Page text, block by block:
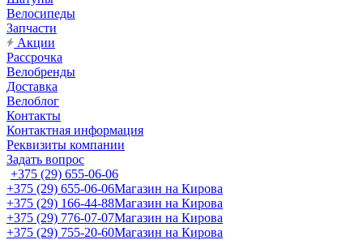
Велосипеды
Запчасти
Акции
Рассрочка
Велобренды
Доставка
Велоблог
Контакты
Контактная информация
Реквизиты компании
Задать вопрос
+375 (29) 655-06-06
+375 (29) 655-06-06Магазин на Кирова
+375 (29) 166-44-88Магазин на Кирова
+375 (29) 776-07-07Магазин на Кирова
+375 (29) 755-20-60Магазин на Кирова